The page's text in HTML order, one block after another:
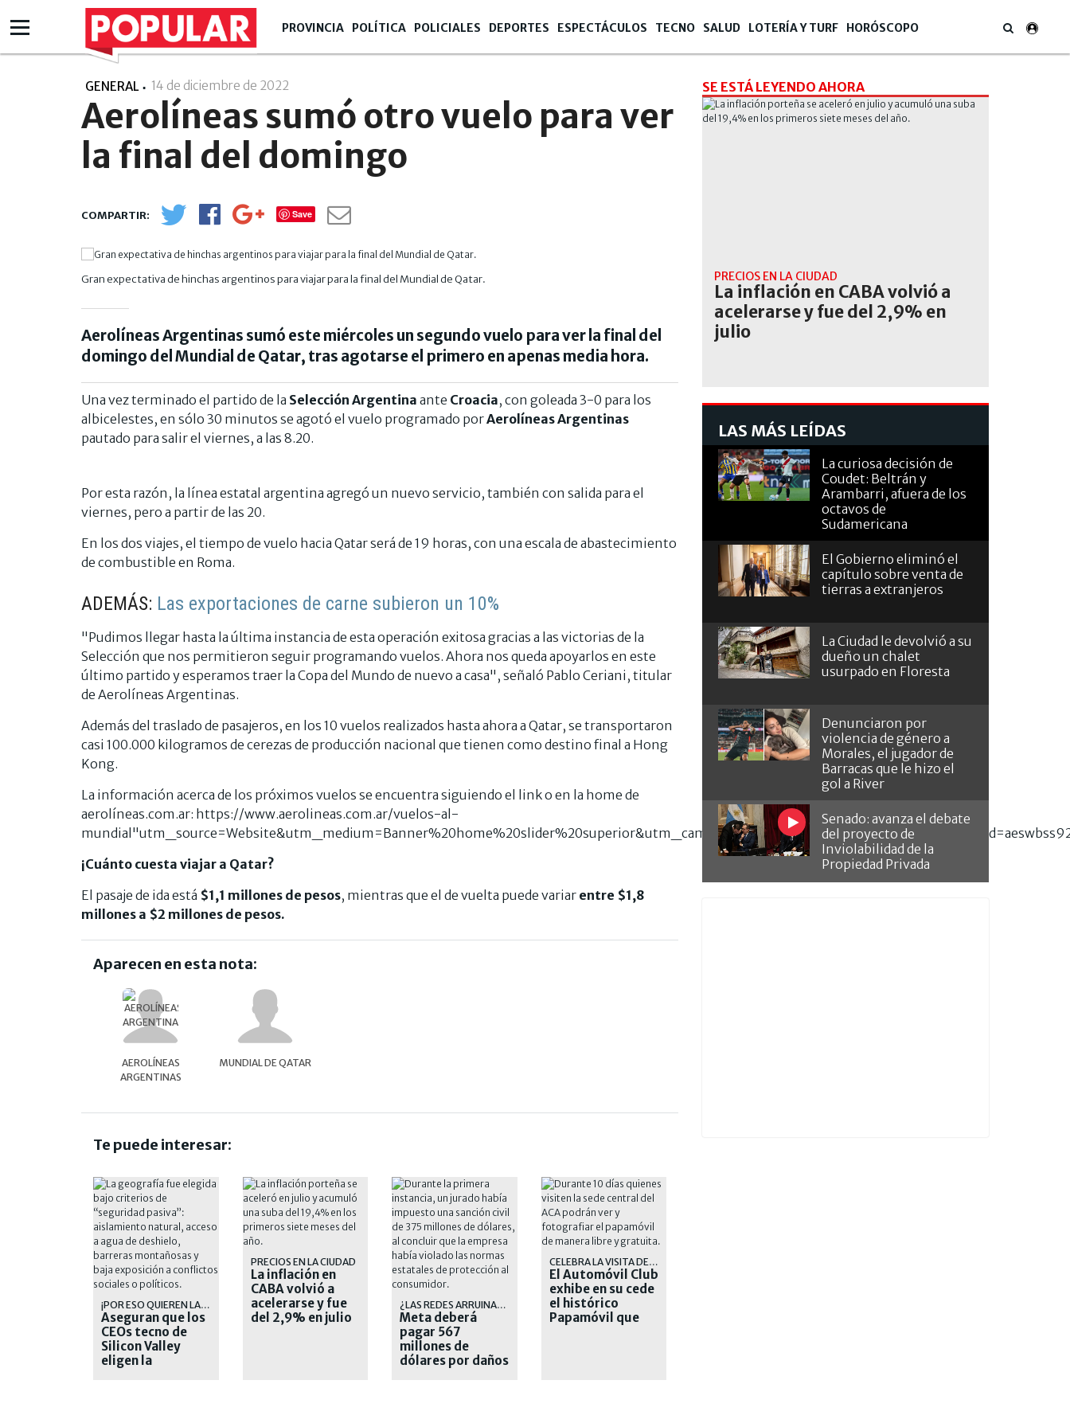
PROVINCIA POLÍTICA POLICIALES DEPORTES ESPECTÁCULOS TECNO SALUD LOTERÍA Y TURF HORÓSCOPO
GENERAL 14 de diciembre de 2022
Aerolíneas sumó otro vuelo para ver
la final del domingo
Save
Gran expectativa de hinchas argentinos para viajar para la final del Mundial de Qatar.
Aerolíneas Argentinas sumó este miércoles un segundo vuelo para ver la final del
domingo del Mundial de Qatar, tras agotarse el primero en apenas media hora.
Una vez terminado el partido de la Selección Argentina ante Croacia, con goleada 3-0 para los
albicelestes, en sólo 30 minutos se agotó el vuelo programado porAerolíneas Argentinas
pautado para salir el viernes, a las 8.20.
Por esta razón, la línea estatal argentina agregó un nuevo servicio, también con salida para el
viernes, pero a partir de las 20.
En los dos viajes, el tiempo de vuelo hacia Qatar será de 19 horas, con una escala de abastecimiento
de combustible en Roma.
ADEMÁS: Las exportaciones de carne subieron un 10%
"Pudimos llegar hasta la última instancia de esta operación exitosa gracias a las victorias de la
Selección que nos permitieron seguir programando vuelos. Ahora nos queda apoyarlos en este
último partido y esperamos traer la Copa del Mundo de nuevo a casa", señaló Pablo Ceriani, titular
de Aerolíneas Argentinas.
Además del traslado de pasajeros, en los 10 vuelos realizados hasta ahora a Qatar, se transportaron
casi 100.000 kilogramos de cerezas de producción nacional que tienen como destino final a Hong
Kong.
La información acerca de los próximos vuelos se encuentra siguiendo el link o en la home de
aerolíneas.com.ar: https://www.aerolineas.com.ar/vuelos-al-
¡Cuánto cuesta viajar a Qatar?
El pasaje de ida está $1,1 millones de pesos, mientras que el de vuelta puede variar entre $1,8
millones a $2 millones de pesos.
Aparecen en esta nota:
AEROLÍNEAS
ARGENTINAS
MUNDIAL DE QATAR
Te puede interesar:
¡POR ESO QUIEREN LAS TIERRAS!
Aseguran que los
CEOs tecno de
Silicon Valley
eligen la
PRECIOS EN LA CIUDAD
La inflación en
CABA volvió a
acelerarse y fue
del 2,9% en julio
¿LAS REDES ARRUINAN EL MUNDO?
Meta deberá
pagar 567
millones de
dólares por daños
CELEBRA LA VISITA DE LEÓN XIV
El Automóvil Club
exhibe en su cede
el histórico
Papamóvil que
SE ESTÁ LEYENDO AHORA
PRECIOS EN LA CIUDAD
La inflación en CABA volvió a
acelerarse y fue del 2,9% en
julio
LAS MÁS LEÍDAS
La curiosa decisión de
Coudet: Beltrán y
Arambarri, afuera de los
octavos de
Sudamericana
El Gobierno eliminó el
capítulo sobre venta de
tierras a extranjeros
La Ciudad le devolvió a su
dueño un chalet
usurpado en Floresta
Denunciaron por
violencia de género a
Morales, el jugador de
Barracas que le hizo el
gol a River
Senado: avanza el debate
del proyecto de
Inviolabilidad de la
Propiedad Privada